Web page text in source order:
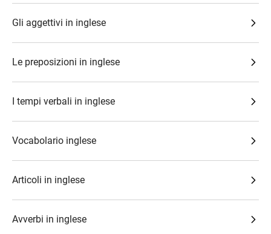
Gli aggettivi in inglese
Le preposizioni in inglese
I tempi verbali in inglese
Vocabolario inglese
Articoli in inglese
Avverbi in inglese